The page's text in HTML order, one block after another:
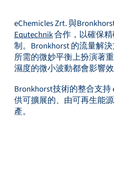
eChemicles Zrt. 與
Equtechnik合作，以確保
制。Bronkhorst 的流量解
所需的微妙平衡上扮演著
濕度的微小波動都會影響
Bronkhorst技術的整合支持
供可擴展的、由可再生能
產。